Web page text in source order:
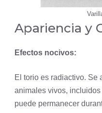
Apariencia y
Efectos nocivos:
El torio es radiactivo. Se
animales vivos,
puede permanecer